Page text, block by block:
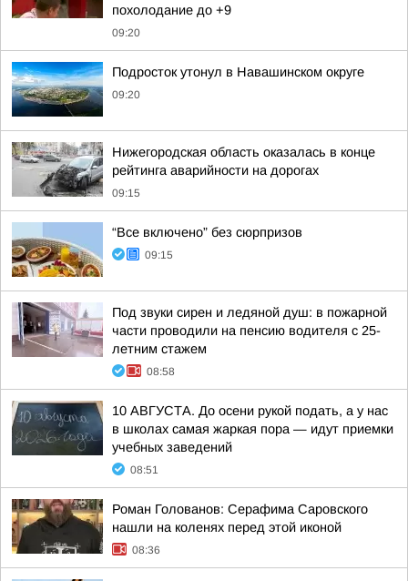
похолодание до +9
09:20
Подросток утонул в Навашинском округе
09:20
Нижегородская область оказалась в конце
рейтинга аварийности на дорогах
09:15
“Все включено” без сюрпризов
09:15
Под звуки сирен и ледяной душ: в пожарной
части проводили на пенсию водителя с 25-
летним стажем
08:58
10 АВГУСТА. До осени рукой подать, а у нас
в школах самая жаркая пора — идут приемки
учебных заведений
08:51
Роман Голованов: Серафима Саровского
нашли на коленях перед этой иконой
08:36